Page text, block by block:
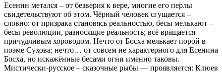
Есенин метался – от безверия к вере, многие его перлы
свидетельствуют об этом. Чёрный человек сгущается –
словно: от призрака становясь реальностью, бесы мелькают –
бесы революции, разносящие реальность; всё вращается
причудливым хороводом. Нечто от Босха мелькает порой в
поэме Сухова; нечто… от совсем не характерного для Есенина
Босха, но искажённые бесами огни именно таковы.
Мистически-русское – сказочные рыбы — проявляется: Клюев